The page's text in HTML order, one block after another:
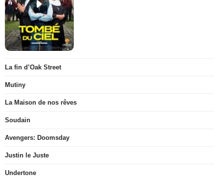
La fin d’Oak Street
Mutiny
La Maison de nos rêves
Soudain
Avengers: Doomsday
Justin le Juste
Undertone